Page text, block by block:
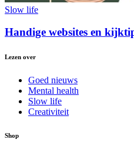
Slow life
Handige websites en
Lezen over
Goed nieuws
Mental health
Slow life
Creativiteit
Shop